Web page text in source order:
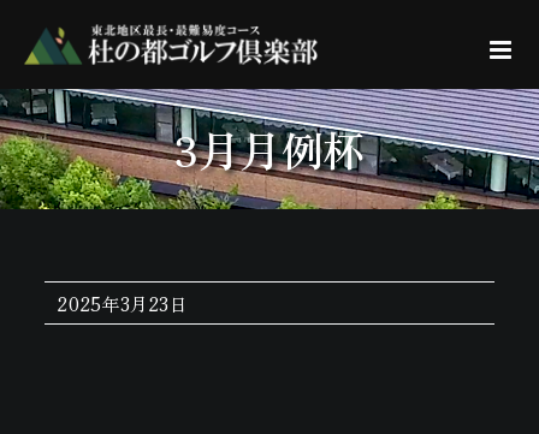
3月月例杯
2025年3月23日